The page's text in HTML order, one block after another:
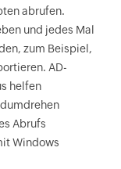
abrufen.
und jedes Mal
zum Beispiel,
AD-
helfen
Abrufs
Windows